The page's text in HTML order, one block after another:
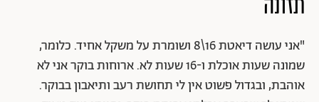
תזונה
"אני עושה דיאטת 16\8 ושומרת על משקל אחיד. כלומר,
שמונה שעות אוכלת ו-16 שעות לא. ארוחות בוקר אני לא
אוהבת, ובגדול פשוט אין לי תחושת רעב ותיאבון בבוקר.